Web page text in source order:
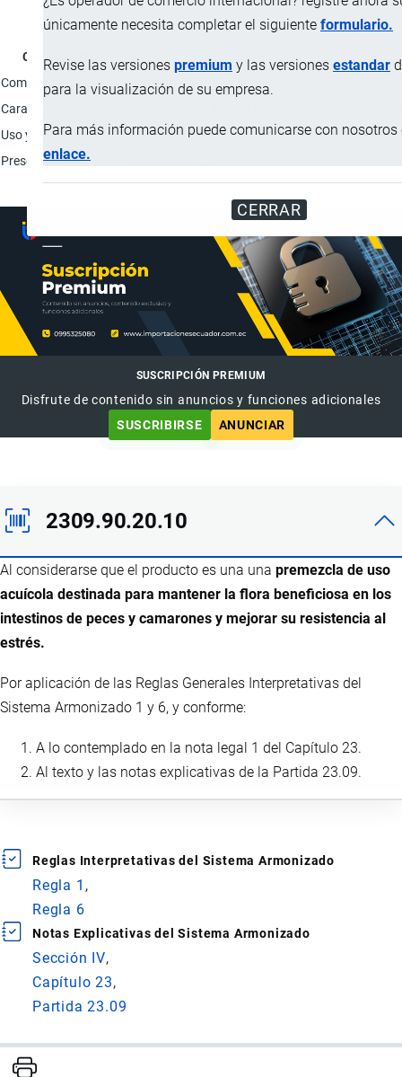
únicamente necesita completar el siguiente formulario.
Revise las versiones premium y las versiones estandar
para la visualización de su empresa.
Para más información puede comunicarse con nosotros
enlace.
CERRAR
Característica
Composición
Vitamina C 6.2%; Vitamina E 4%; Pediococcus
Características físicas
Uso y dosificación
Incorporar mezclado con el alimento
Presentación
SUSCRIPCIÓN PREMIUM
Disfrute de contenido sin anuncios y funciones adicionales
SUSCRIBIRSE
ANUNCIAR
2309.90.20.10
Al considerarse que el producto es una una premezcla de uso
acuícola destinada para mantener la flora beneficiosa en los
intestinos de peces y camarones y mejorar su resistencia al
estrés.
Por aplicación de las Reglas Generales Interpretativas del
Sistema Armonizado 1 y 6, y conforme:
A lo contemplado en la nota legal 1 del Capítulo 23.
Al texto y las notas explicativas de la Partida 23.09.
Reglas Interpretativas del Sistema Armonizado
Regla 1
Regla 6
Notas Explicativas del Sistema Armonizado
Sección IV
Capítulo 23
Partida 23.09